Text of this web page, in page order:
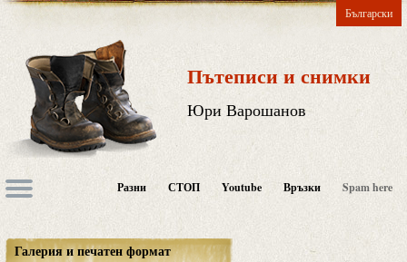
Български
Пътеписи и снимки
Юри Варошанов
Разни СТОП Youtube Връзки Spam here
Галерия и печатен формат